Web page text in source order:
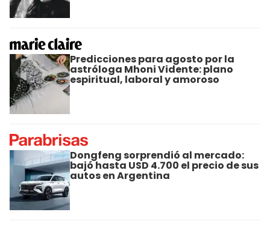
Predicciones para agosto por la
astróloga Mhoni Vidente: plano
espiritual, laboral y amoroso
Dongfeng sorprendió al mercado:
bajó hasta USD 4.700 el precio de sus
autos en Argentina